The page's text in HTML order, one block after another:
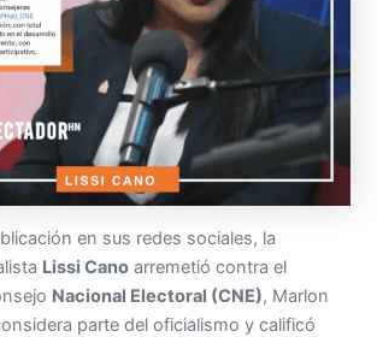
en sus redes sociales, la
Lissi Cano arremetió contra el
Nacional Electoral (CNE), Marlon
parte del oficialismo y calificó